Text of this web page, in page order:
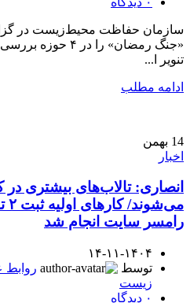
سازمان حفاظت محیط‌زیست در
«جنگ رمضان» را
تنویر ا...
ادامه مطلب
14 بهمن
اخبار
انصاری: تالاب‌های بیشتری
رامسر سایت انجام شد
۱۴-۱۱-۱۴۰۴
توسط
زیست
۰ دیدگاه